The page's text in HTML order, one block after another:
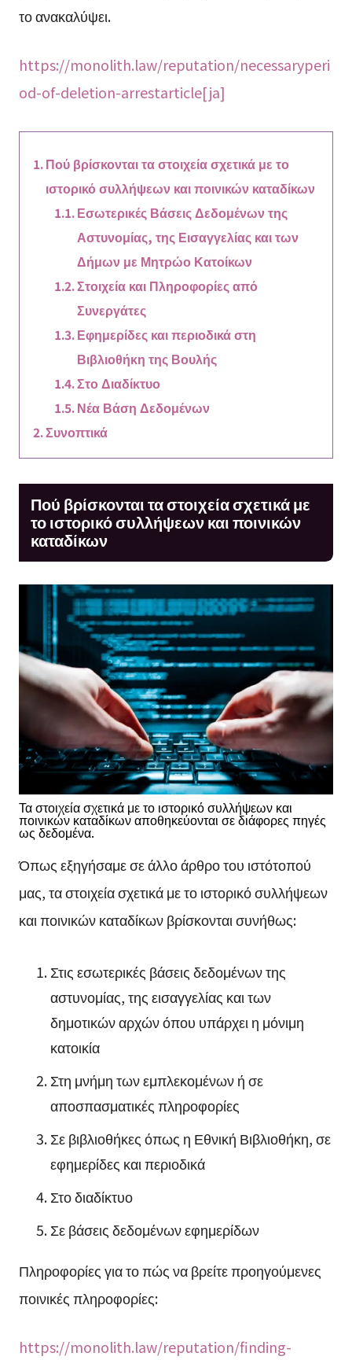
το ανακαλύψει.
https://monolith.law/reputation/necessaryperi
od-of-deletion-arrestarticle[ja]
Πού βρίσκονται τα στοιχεία σχετικά με το
ιστορικό συλλήψεων και ποινικών καταδίκων
Εσωτερικές Βάσεις Δεδομένων της
Αστυνομίας, της Εισαγγελίας και των
Δήμων με Μητρώο Κατοίκων
Στοιχεία και Πληροφορίες από
Συνεργάτες
Εφημερίδες και περιοδικά στη
Βιβλιοθήκη της Βουλής
Στο Διαδίκτυο
Νέα Βάση Δεδομένων
Συνοπτικά
Πού βρίσκονται τα στοιχεία σχετικά με
το ιστορικό συλλήψεων και ποινικών
καταδίκων
Τα στοιχεία σχετικά με το ιστορικό συλλήψεων και
ποινικών καταδίκων αποθηκεύονται σε διάφορες πηγές
ως δεδομένα.
Όπως εξηγήσαμε σε άλλο άρθρο του ιστότοπού
μας, τα στοιχεία σχετικά με το ιστορικό συλλήψεων
και ποινικών καταδίκων βρίσκονται συνήθως:
Στις εσωτερικές βάσεις δεδομένων της
αστυνομίας, της εισαγγελίας και των
δημοτικών αρχών όπου υπάρχει η μόνιμη
κατοικία
Στη μνήμη των εμπλεκομένων ή σε
αποσπασματικές πληροφορίες
Σε βιβλιοθήκες όπως η Εθνική Βιβλιοθήκη, σε
εφημερίδες και περιοδικά
Στο διαδίκτυο
Σε βάσεις δεδομένων εφημερίδων
Πληροφορίες για το πώς να βρείτε προηγούμενες
ποινικές πληροφορίες:
https://monolith.law/reputation/finding-